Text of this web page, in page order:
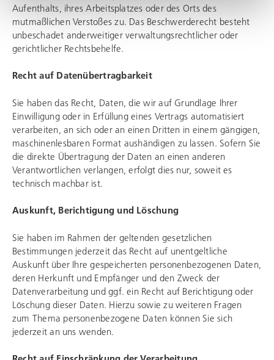
Aufenthalts, ihres Arbeitsplatzes oder des Orts des
mutmaßlichen Verstoßes zu. Das Beschwerderecht besteht
unbeschadet anderweitiger verwaltungsrechtlicher oder
gerichtlicher Rechtsbehelfe.
Recht auf Datenübertragbarkeit
Sie haben das Recht, Daten, die wir auf Grundlage Ihrer
Einwilligung oder in Erfüllung eines Vertrags automatisiert
verarbeiten, an sich oder an einen Dritten in einem gängigen,
maschinenlesbaren Format aushändigen zu lassen. Sofern Sie
die direkte Übertragung der Daten an einen anderen
Verantwortlichen verlangen, erfolgt dies nur, soweit es
technisch machbar ist.
Auskunft, Berichtigung und Löschung
Sie haben im Rahmen der geltenden gesetzlichen
Bestimmungen jederzeit das Recht auf unentgeltliche
Auskunft über Ihre gespeicherten personenbezogenen Daten,
deren Herkunft und Empfänger und den Zweck der
Datenverarbeitung und ggf. ein Recht auf Berichtigung oder
Löschung dieser Daten. Hierzu sowie zu weiteren Fragen
zum Thema personenbezogene Daten können Sie sich
jederzeit an uns wenden.